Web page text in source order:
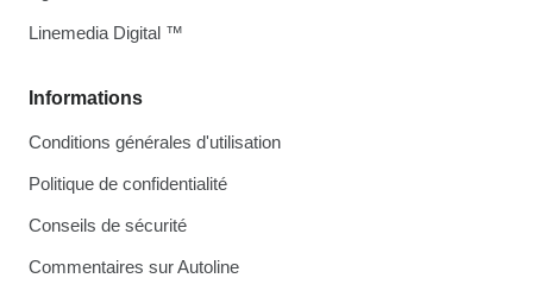
Informations
Conditions générales d'utilisation
Politique de confidentialité
Conseils de sécurité
Commentaires sur Autoline
Linemedia Digital ™